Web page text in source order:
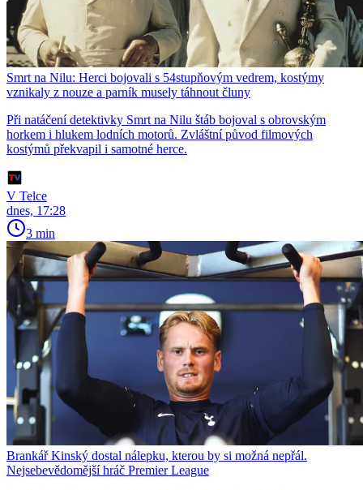
Smrt na Nilu: Herci bojovali s 54stupňovým vedrem, kostýmy
vznikaly z nouze a parník musely táhnout čluny
Při natáčení detektivky Smrt na Nilu štáb bojoval s obrovským
horkem i hlukem lodních motorů. Zvláštní původ filmových
kostýmů překvapil i samotné herce.
V Telce
dnes, 17:28
3 min
Brankář Kinský dostal nálepku, kterou by si možná nepřál.
Nejsebevědomější hráč Premier League